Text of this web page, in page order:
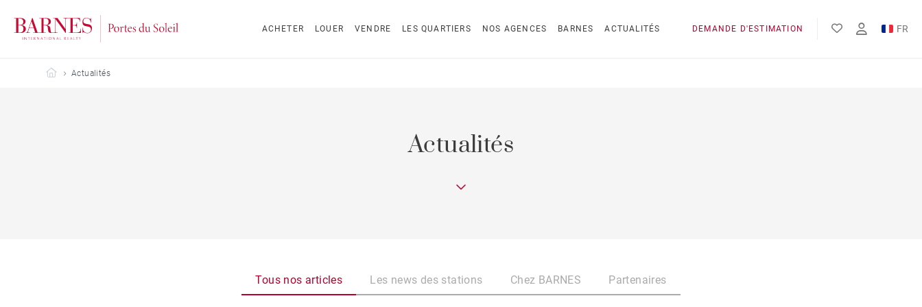
ACHETER LOUER VENDRE LES QUARTIERS NOS AGENCES BARNES ACTUALITÉS DEMANDE D'ESTIMATION
FR
Barnes Portes du Soleil
Actualités
Actualités
Tous nos articles Les news des stations Chez BARNES Partenaires